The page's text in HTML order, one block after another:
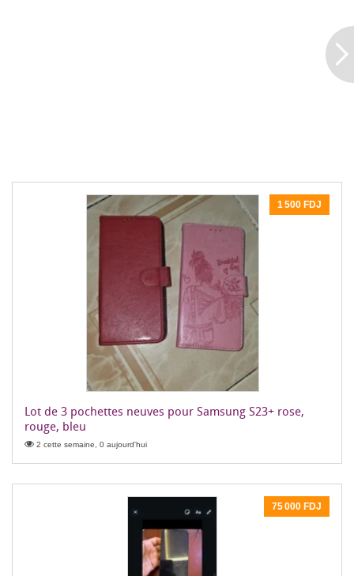
1 500 FDJ
Lot de 3 pochettes neuves pour Samsung S23+ rose,
rouge, bleu
2 cette semaine, 0 aujourd'hui
75 000 FDJ